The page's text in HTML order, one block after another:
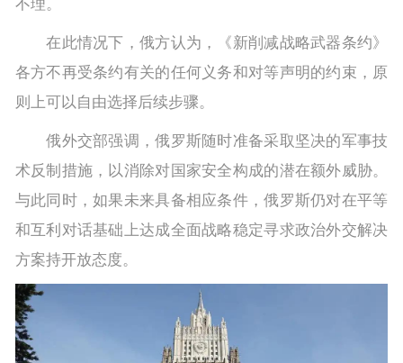
不理。
在此情况下，俄方认为，《新削减战略武器条约》
各方不再受条约有关的任何义务和对等声明的约束，原
则上可以自由选择后续步骤。
俄外交部强调，俄罗斯随时准备采取坚决的军事技
术反制措施，以消除对国家安全构成的潜在额外威胁。
与此同时，如果未来具备相应条件，俄罗斯仍对在平等
和互利对话基础上达成全面战略稳定寻求政治外交解决
方案持开放态度。